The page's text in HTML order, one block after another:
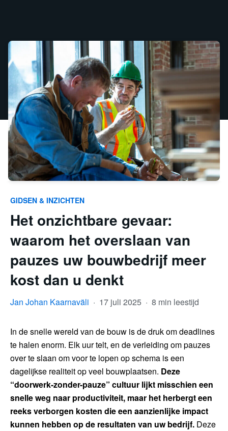
GIDSEN & INZICHTEN
Het onzichtbare gevaar:
waarom het overslaan van
pauzes uw bouwbedrijf meer
kost dan u denkt
Jan Johan Kaarnaväli · 17 juli 2025 · 8 min leestijd
In de snelle wereld van de bouw is de druk om deadlines
te halen enorm. Elk uur telt, en de verleiding om pauzes
over te slaan om voor te lopen op schema is een
dagelijkse realiteit op veel bouwplaatsen. Deze
“doorwerk-zonder-pauze” cultuur lijkt misschien een
snelle weg naar productiviteit, maar het herbergt een
reeks verborgen kosten die een aanzienlijke impact
kunnen hebben op de resultaten van uw bedrijf. Deze